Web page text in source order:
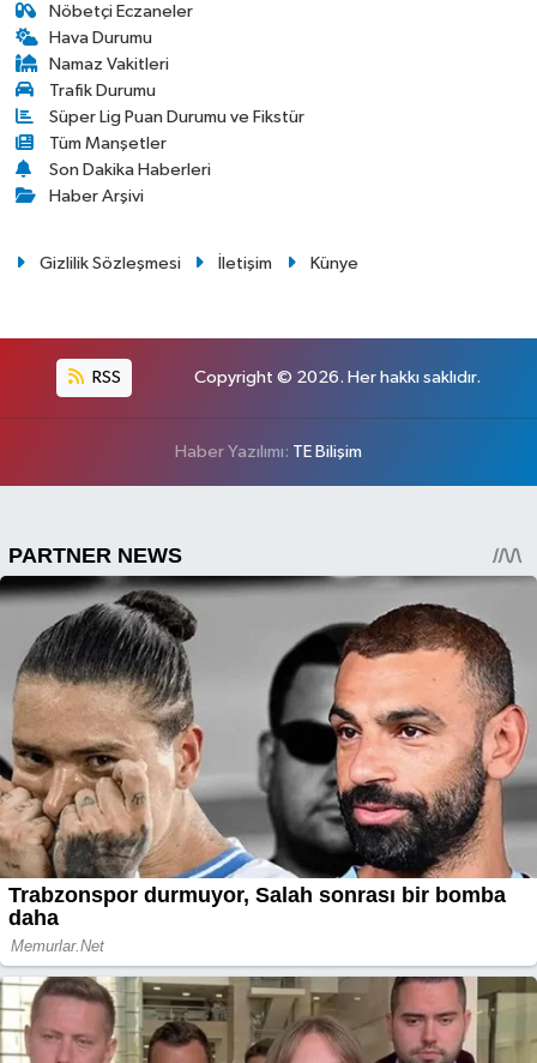
Nöbetçi Eczaneler
Hava Durumu
Namaz Vakitleri
Trafik Durumu
Süper Lig Puan Durumu ve Fikstür
Tüm Manşetler
Son Dakika Haberleri
Haber Arşivi
Gizlilik Sözleşmesi İletişim Künye
RSS Copyright © 2026. Her hakkı saklıdır.
Haber Yazılımı: TE Bilişim